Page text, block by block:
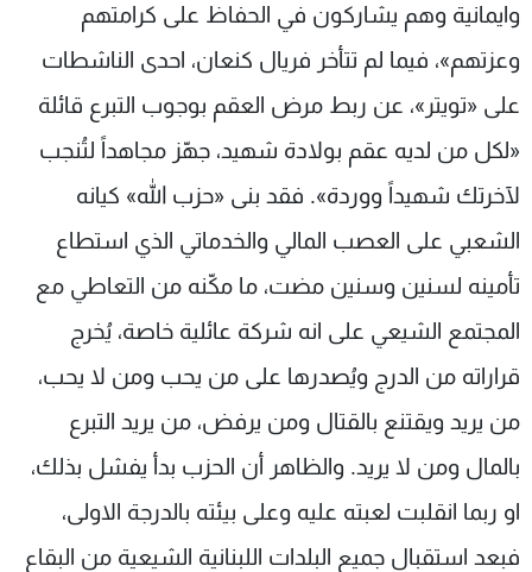
وايمانية وهم يشاركون في الحفاظ على كرامتهم
وعزتهم»، فيما لم تتأخر فريال كنعان، احدى الناشطات
على «تويتر»، عن ربط مرض العقم بوجوب التبرع قائلة
«لكل من لديه عقم بولادة شهيد، جهّز مجاهداً لتُنجب
لآخرتك شهيداً ووردة». فقد بنى «حزب الله» كيانه
الشعبي على العصب المالي والخدماتي الذي استطاع
تأمينه لسنين وسنين مضت، ما مكّنه من التعاطي مع
المجتمع الشيعي على انه شركة عائلية خاصة، يُخرج
قراراته من الدرج ويُصدرها على من يحب ومن لا يحب،
من يريد ويقتنع بالقتال ومن يرفض، من يريد التبرع
بالمال ومن لا يريد. والظاهر أن الحزب بدأ يفشل بذلك،
او ربما انقلبت لعبته عليه وعلى بيئته بالدرجة الاولى،
فبعد استقبال جميع البلدات اللبنانية الشيعية من البقاع